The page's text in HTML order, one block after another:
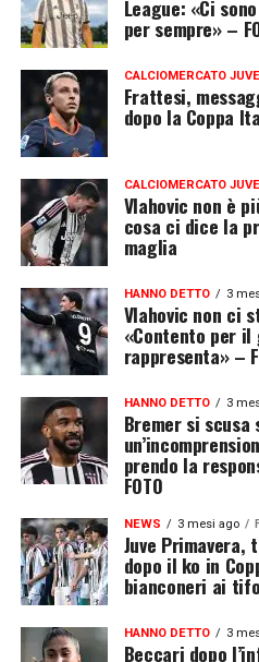
League: «Ci
per sempre» –
CALCIOMERCATO JUVE
Frattesi,
dopo la Coppa
CALCIOMERCATO JUVE
Vlahovic non è
cosa ci dice la
maglia
HANNO DETTO 3
Vlahovic non ci
«Contento per
rappresenta» –
HANNO DETTO 3
Bremer si
prendo la
FOTO
NEWS 3 mesi ago
Juve
dopo il ko in
bianconeri ai
HANNO DETTO 3
Beccari dopo